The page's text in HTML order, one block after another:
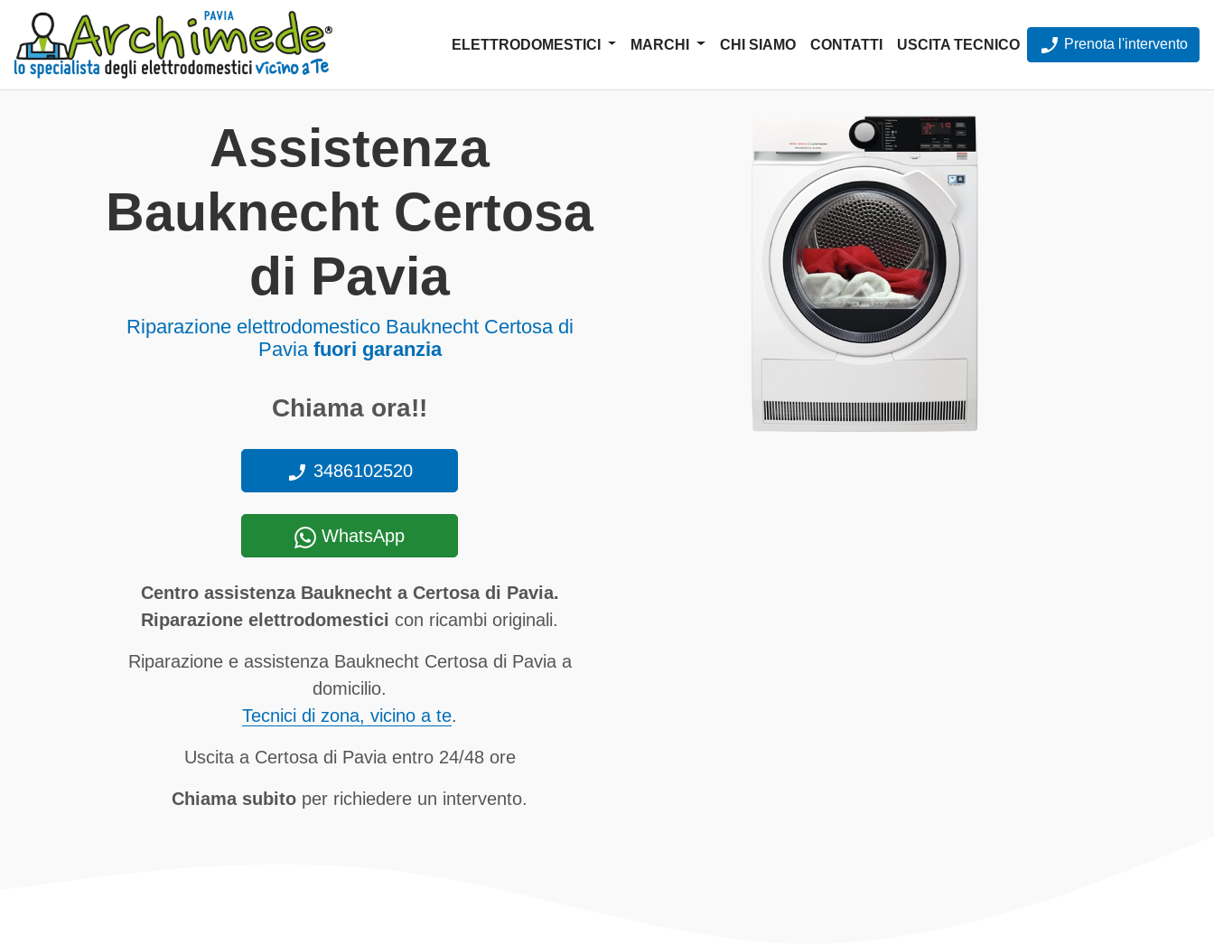
ELETTRODOMESTICI MARCHI CHI SIAMO CONTATTI USCITA TECNICO Prenota l'intervento
Assistenza
Bauknecht Certosa
di Pavia
Riparazione elettrodomestico Bauknecht Certosa di
Pavia fuori garanzia
Chiama ora!!
3486102520
WhatsApp
Centro assistenza Bauknecht a Certosa di Pavia.
Riparazione elettrodomestici con ricambi originali.
Riparazione e assistenza Bauknecht Certosa di Pavia a
domicilio.
Tecnici di zona, vicino a te.
Uscita a Certosa di Pavia entro 24/48 ore
Chiama subito per richiedere un intervento.